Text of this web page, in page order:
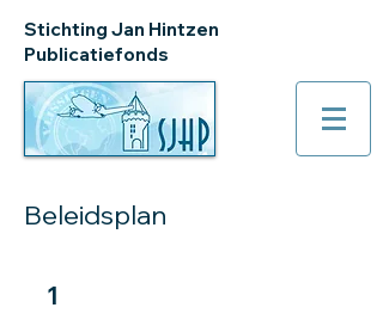
Stichting Jan Hintzen
Publicatiefonds
Beleidsplan
1